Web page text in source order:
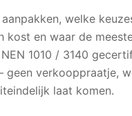
welke
en waar de
1010 / 3140
verkooppraatje,
laat komen.